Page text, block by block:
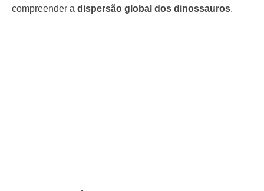
compreender a dispersão global dos dinossauros.